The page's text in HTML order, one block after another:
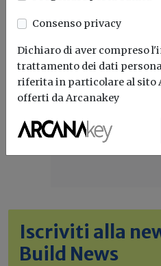
Iscriviti alla
Build News
Consenso privacy
Dichiaro di aver compreso
trattamento dei dati
riferita in particolare al sito
offerti da Arcanakey